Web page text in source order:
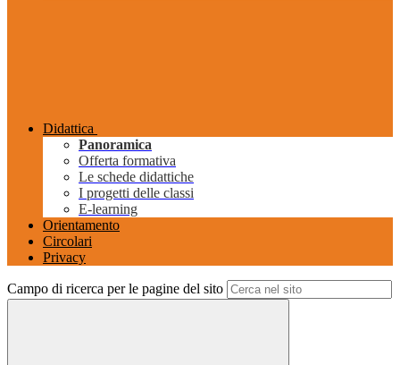
Didattica
Panoramica
Offerta formativa
Le schede didattiche
I progetti delle classi
E-learning
Orientamento
Circolari
Privacy
Campo di ricerca per le pagine del sito